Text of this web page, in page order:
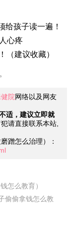
给孩子读一遍！
心疼
（建议收藏）
院网络以及网友
适，建议立即就
请直接联系本站,
蹭怎么治理）：
怎么教育）
偷偷拿钱怎么教